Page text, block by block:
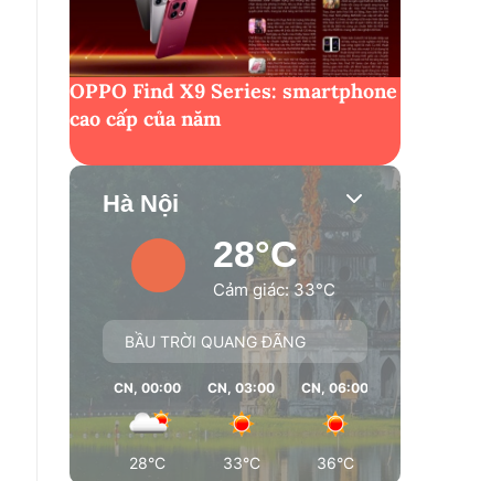
OPPO Find X9 Series: smartphone
cao cấp của năm
Hà Nội
28°C
Cảm giác: 33°C
BẦU TRỜI QUANG ĐÃNG
CN, 00:00
28°C
CN, 03:00
33°C
CN, 06:00
36°C